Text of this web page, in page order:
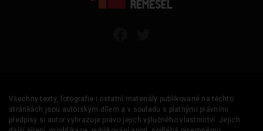
Všechny texty, fotografie i ostatní materiály publikované na těchto
stránkách jsou autorským dílem a v souladu s platnými právními
předpisy si autor vyhrazuje právo jejich výlučného vlastnictví. Jejich